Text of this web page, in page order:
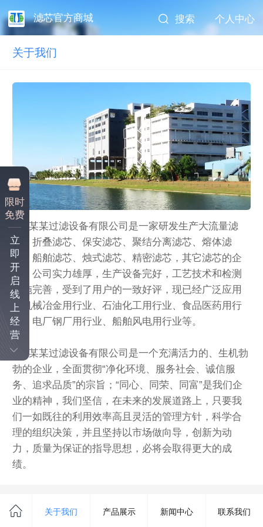
滤芯官方商城 搜索 个人中心
关于我们
某某过滤设备有限公司是一家研发生产大流量滤
芯、折叠滤芯、保安滤芯、聚结分离滤芯、熔体滤
芯、船舶滤芯、烛式滤芯、精密滤芯，其它滤芯的企
业。公司实力雄厚，生产设备完好，工艺技术和检测
设施完善，受到了用户的一致好评，现已经广泛应用
于机械冶金用行业、石油化工用行业、食品医药用行
业、电厂钢厂用行业、船舶风电用行业等。
某某过滤设备有限公司是一个充满活力的、生机勃
勃的企业，全面贯彻“净化环境、服务社会、诚信服
务、追求品质”的宗旨；“同心、同荣、同富”是我们企
业的精神，我们坚信，在未来的发展道路上，只要我
们一如既往的利用效率高且灵活的管理方针，科学合
理的组织决策，并且坚持以市场做向导，创新为动
力，质量为保证的指导思想，必将会取得更大的成
绩。
电脑版
凡科商城提供技术支持
关于我们 产品展示 新闻中心 联系我们
限时
免费
立
即
开
启
线
上
经
营